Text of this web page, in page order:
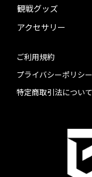
観戦グッズ
アクセサリー
ご利用規約
プライバシーポリシー
特定商取引法につい